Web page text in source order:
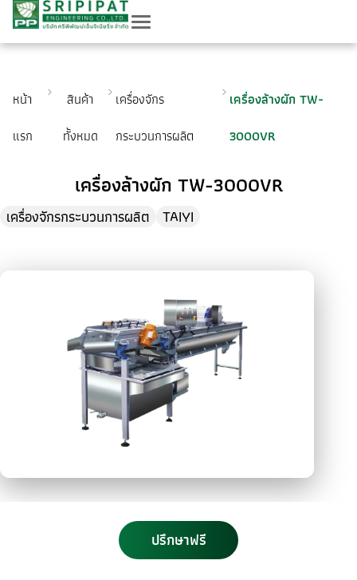
หน้า
แรก
สินค้า
ทั้งหมด
เครื่องจักร
กระบวนการผลิต
เครื่องล้างผัก TW-
3000VR
เครื่องล้างผัก TW-3000VR
เครื่องจักรกระบวนการผลิต TAIYI
ปรึกษาฟรี